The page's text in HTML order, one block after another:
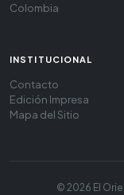
Colombia
INSTITUCIONAL
Contacto
Edición Impresa
Mapa del Sitio
© 2026 El